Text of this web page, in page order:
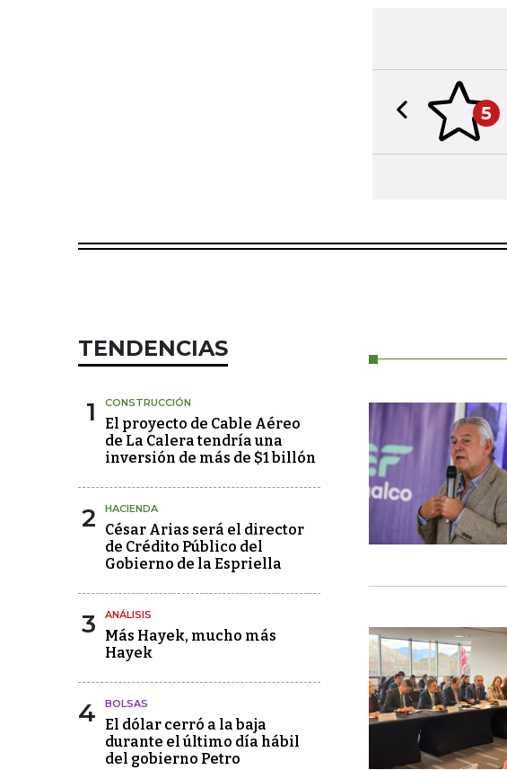
5
Previous slide
TENDENCIAS
1 CONSTRUCCIÓN
El proyecto de Cable Aéreo
de La Calera tendría una
inversión de más de $1 billón
2 HACIENDA
César Arias será el director
de Crédito Público del
Gobierno de la Espriella
3 ANÁLISIS
Más Hayek, mucho más
Hayek
4 BOLSAS
El dólar cerró a la baja
durante el último día hábil
del gobierno Petro